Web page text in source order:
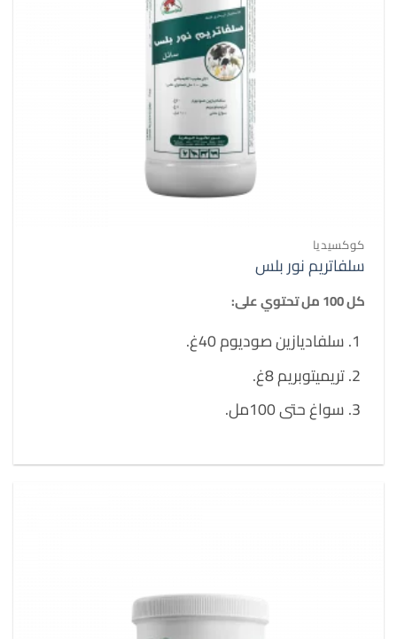
كوكسيديا
سلفاتريم نور بلس
كل 100 مل تحتوي على:
سلفاديازين صوديوم 40غ.
تريميتوبريم 8غ.
سواغ حتى 100مل.